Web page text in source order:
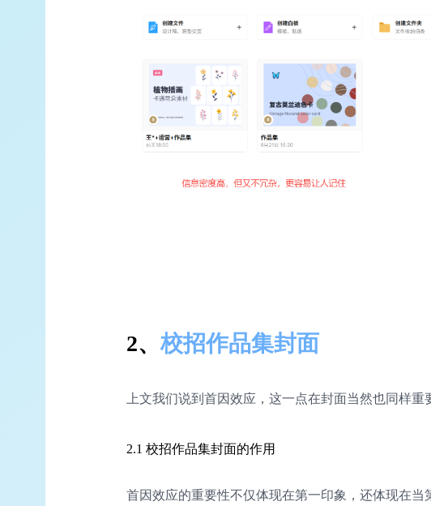
2、校招作品集封面
上文我们说到首因效应，这一点在封面当然也同样重
2.1 校招作品集封面的作用
首因效应的重要性不仅体现在第一印象，还体现在